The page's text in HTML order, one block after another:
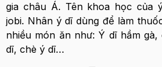
gia châu Á. Tên khoa học của
jobi. Nhân ý dĩ dùng để làm
nhiều món ăn như: Ý dĩ hầm
dĩ, chè ý dĩ…